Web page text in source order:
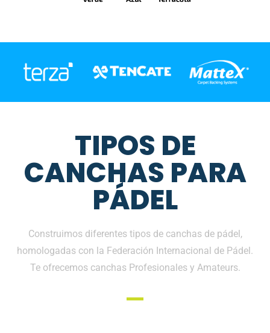
TIPOS DE
CANCHAS PARA
PÁDEL
Construimos diferentes tipos de canchas de pádel,
homologadas con la Federación Internacional de Pádel.
Te ofrecemos canchas Profesionales y Amateurs.